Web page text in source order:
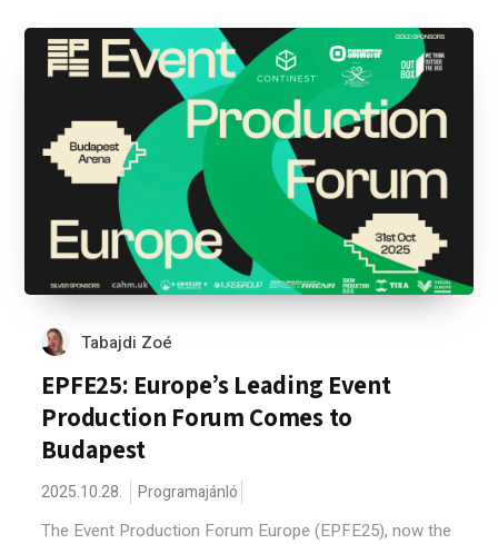
Tabajdi Zoé
EPFE25: Europe’s Leading Event
Production Forum Comes to
Budapest
2025.10.28. Programajánló
The Event Production Forum Europe (EPFE25), now the